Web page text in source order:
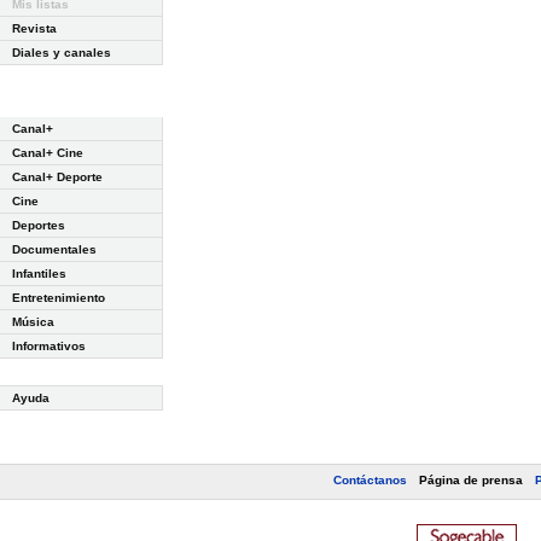
Mis listas
Revista
Diales y canales
Canal+
Canal+ Cine
Canal+ Deporte
Cine
Deportes
Documentales
Infantiles
Entretenimiento
Música
Informativos
Ayuda
Contáctanos Página de prensa